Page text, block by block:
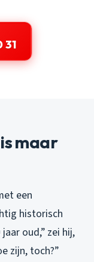
31
maar
een
historisch
oud,” zei hij,
zijn, toch?”